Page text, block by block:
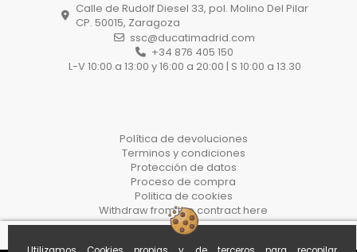
Calle de Rudolf Diesel 33, pol. Molino Del Pilar
CP. 50015, Zaragoza
ssc@ducatimadrid.com
+34 876 405 150
L-V 10:00 a 13:00 y 16:00 a 20:00 | S 10:00 a 13.30
Política de devoluciones
Terminos y condiciones
Protección de datos
Proceso de compra
Politica de cookies
Withdraw from the contract here